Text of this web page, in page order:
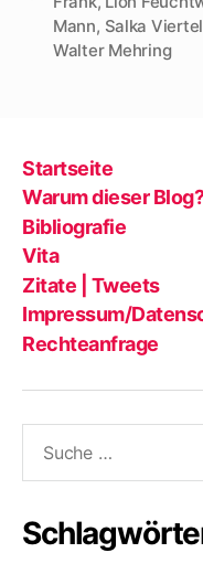
Mann, Salka Viertel
Walter Mehring
Startseite
Warum dieser
Bibliografie
Vita
Zitate | Tweets
Impressum/
Rechteanfrage
nach: